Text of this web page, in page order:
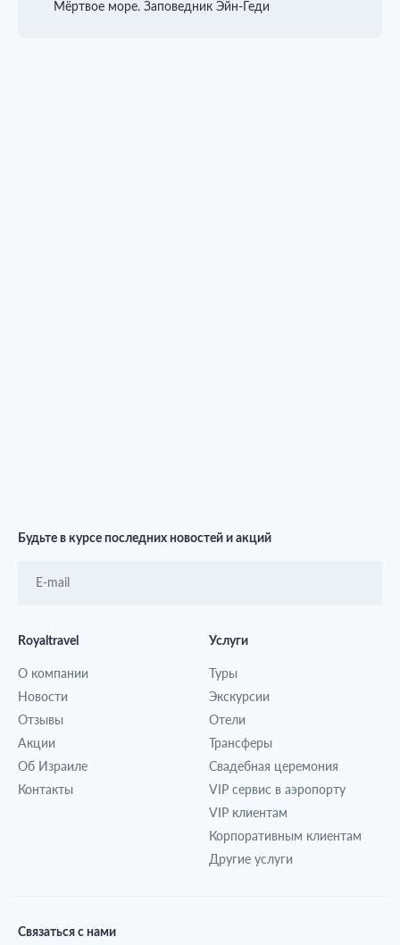
Мёртвое море. Заповедник Эйн-Геди
Будьте в курсе последних новостей и акций
Royaltravel
О компании
Новости
Отзывы
Акции
Об Израиле
Контакты
Услуги
Туры
Экскурсии
Отели
Трансферы
Свадебная церемония
VIP сервис в аэропорту
VIP клиентам
Корпоративным клиентам
Другие услуги
Связаться с нами